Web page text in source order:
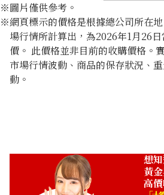
Platinum (Pt900) earrings
收購參考價格
※圖片僅供參考。
※網頁標示的價格是根據總公司所在
場行情所計算出，為2026年1月26
價。 此價格並非目前的收購價格。
市場行情波動、商品的保存狀況、
動。
想
黃
高